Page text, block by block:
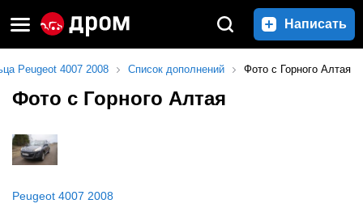
Написать
Peugeot 4007 2008 Список дополнений Фото с Горного Алтая
Фото с Горного Алтая
Peugeot 4007 2008